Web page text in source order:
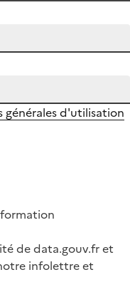
générales d'utilisation
de data.gouv.fr et
infolettre et